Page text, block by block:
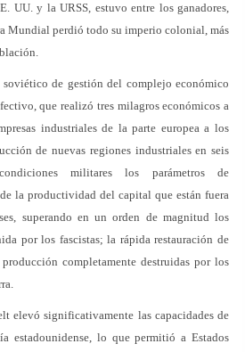
UU. y la URSS, estuvo entre los ganadores,
Mundial perdió todo su imperio colonial, más
soviético de gestión del complejo económico
que realizó tres milagros económicos a
industriales de la parte europea a los
de nuevas regiones industriales en seis
militares los parámetros de
la productividad del capital que están fuera
superando en un orden de magnitud los
por los fascistas; la rápida restauración de
completamente destruidas por los
elevó significativamente las capacidades de
estadounidense, lo que permitió a Estados